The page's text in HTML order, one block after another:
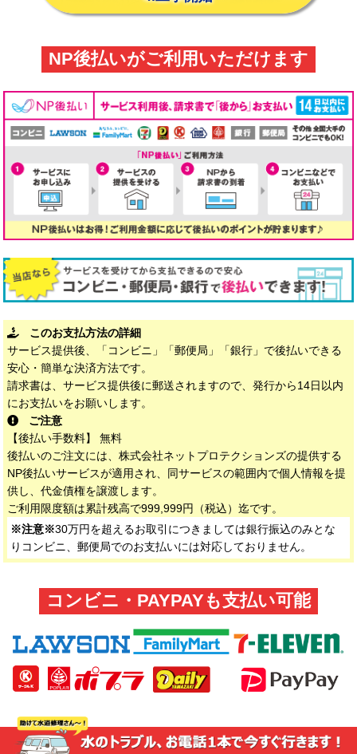
NP後払いがご利用いただけます
このお支払方法の詳細
サービス提供後、「コンビニ」「郵便局」「銀行」で後払いできる
安心・簡単な決済方法です。
請求書は、サービス提供後に郵送されますので、発行から14日以内
にお支払いをお願いします。
ご注意
【後払い手数料】 無料
後払いのご注文には、株式会社ネットプロテクションズの提供する
NP後払いサービスが適用され、同サービスの範囲内で個人情報を提
供し、代金債権を譲渡します。
ご利用限度額は累計残高で999,999円（税込）迄です。
※注意※30万円を超えるお取引につきましては銀行振込のみとな
りコンビニ、郵便局でのお支払いには対応しておりません。
コンビニ・PAYPAYも支払い可能